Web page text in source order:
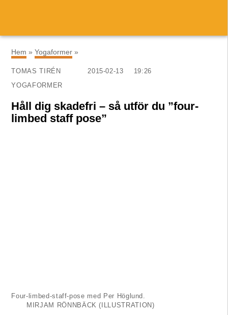
Hem »Yogaformer »
TOMAS TIRÉN 2015-02-13
19:26
YOGAFORMER
Håll dig skadefri – så utför du ”four-
limbed staff pose”
Four-limbed-staff-pose med Per Höglund.
MIRJAM RÖNNBÄCK (ILLUSTRATION)